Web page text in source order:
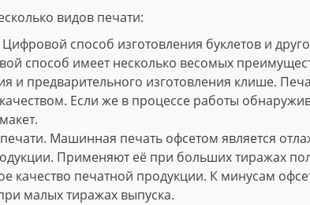
видов печати:
способ изготовления буклетов и
способ имеет несколько весомых
и предварительного изготовления клише.
Если же в процессе работы
Машинная печать офсетом является
Применяют её при больших тиражах
качество печатной продукции. К минусам
малых тиражах выпуска.